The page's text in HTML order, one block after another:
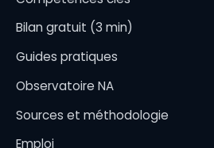
Bilan gratuit (3 min)
Guides pratiques
Observatoire NA
Sources et méthodologie
Emploi